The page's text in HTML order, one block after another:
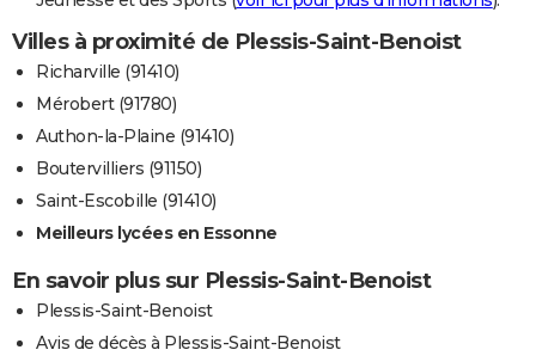
Villes à proximité de Plessis-Saint-Benoist
Richarville (91410)
Mérobert (91780)
Authon-la-Plaine (91410)
Boutervilliers (91150)
Saint-Escobille (91410)
Meilleurs lycées en Essonne
En savoir plus sur Plessis-Saint-Benoist
Plessis-Saint-Benoist
Avis de décès à Plessis-Saint-Benoist